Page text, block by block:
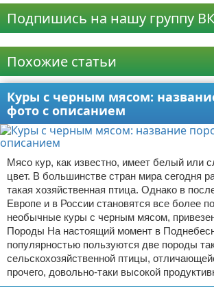
Подпишись на нашу группу
Похожие статьи
Куры с черным мясом:
фото с описанием
Мясо кур, как известно, имеет белый или
цвет. В большинстве стран мира сегодня
такая хозяйственная птица. Однако в
Европе и в России становятся все более
необычные куры с черным мясом,
Породы На настоящий момент в
популярностью пользуются две породы
сельскохозяйственной птицы,
прочего, довольно-таки высокой